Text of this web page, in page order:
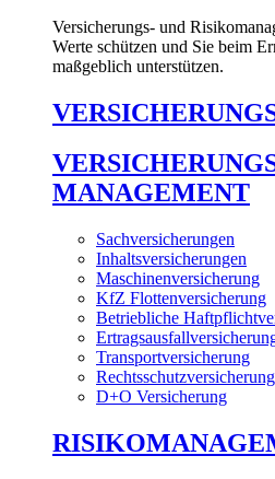
Versicherungs- und
Werte schützen und Sie beim
maßgeblich unterstützen.
MANAGEMENT
Sachversicherungen
Inhaltsversicherungen
Maschinenversicherung
KfZ Flottenversicherung
Betriebliche
Transportversicherung
Rechtsschutzversicherung
D+O Versicherung